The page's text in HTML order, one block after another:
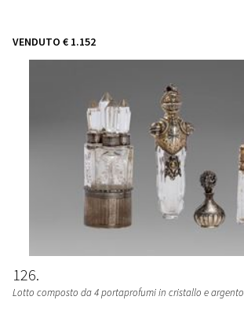
VENDUTO € 1.152
126
Lotto composto da 4 portaprofumi in cristallo e argento